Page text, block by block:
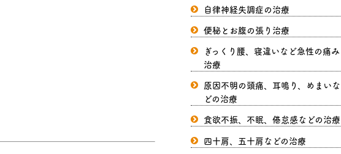
自律神経失調症の治療
便秘とお腹の張り治療
ぎっくり腰、寝違いなど急性の痛み
治療
原因不明の頭痛、耳鳴り、めまいな
どの治療
食欲不振、不眠、倦怠感などの治療
四十肩、五十肩などの治療